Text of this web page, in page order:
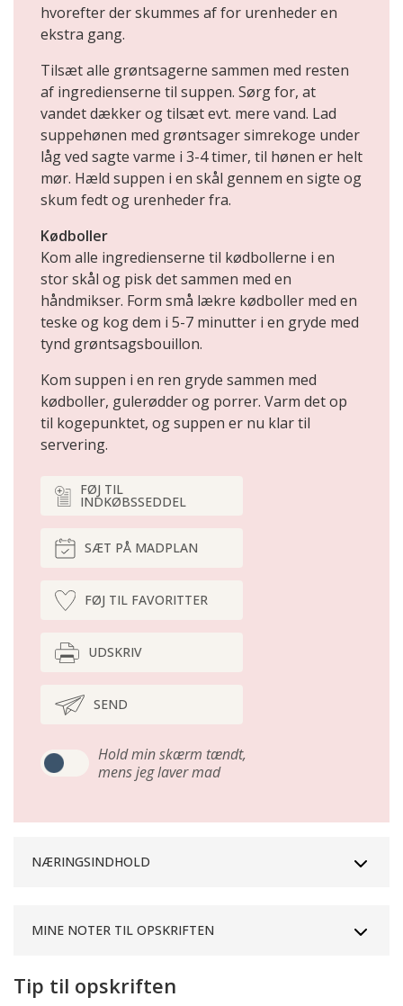
hvorefter der skummes af for urenheder en
ekstra gang.
Tilsæt alle grøntsagerne sammen med resten
af ingredienserne til suppen. Sørg for, at
vandet dækker og tilsæt evt. mere vand. Lad
suppehønen med grøntsager simrekoge under
låg ved sagte varme i 3-4 timer, til hønen er helt
mør. Hæld suppen i en skål gennem en sigte og
skum fedt og urenheder fra.
Kødboller
Kom alle ingredienserne til kødbollerne i en
stor skål og pisk det sammen med en
håndmikser. Form små lækre kødboller med en
teske og kog dem i 5-7 minutter i en gryde med
tynd grøntsagsbouillon.
Kom suppen i en ren gryde sammen med
kødboller, gulerødder og porrer. Varm det op
til kogepunktet, og suppen er nu klar til
servering.
FØJ TIL
INDKØBSSEDDEL
SÆT PÅ MADPLAN
FØJ TIL FAVORITTER
UDSKRIV
SEND
Hold min skærm tændt,
mens jeg laver mad
NÆRINGSINDHOLD
MINE NOTER TIL OPSKRIFTEN
Tip til opskriften